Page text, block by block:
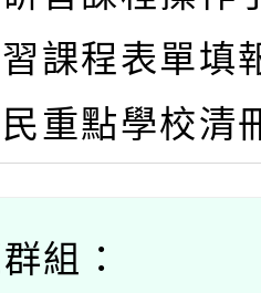
習課程表單填
重點學校清
組：